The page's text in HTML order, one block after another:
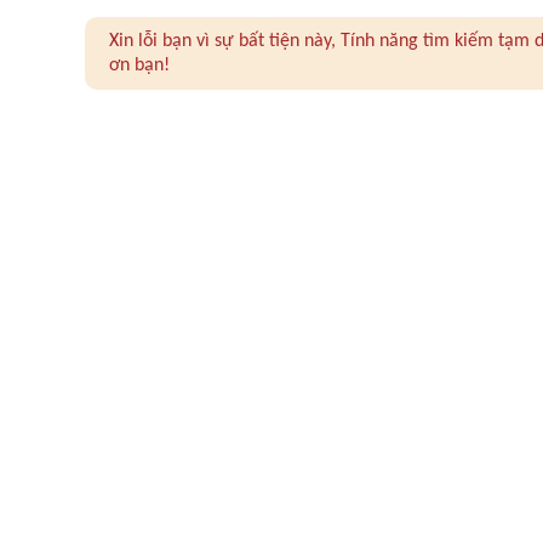
Xin lỗi bạn vì sự bất tiện này, Tính năng tìm kiếm
ơn bạn!